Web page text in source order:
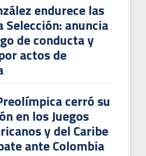
endurece las
Selección: anuncia
de conducta y
actos de
cerró su
en los Juegos
y del Caribe
ante Colombia